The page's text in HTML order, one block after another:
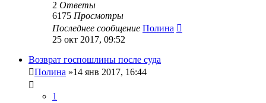
2 Ответы
6175 Просмотры
Последнее сообщение Полина
25 окт 2017, 09:52
Возврат госпошлины после суда
Полина »14 янв 2017, 16:44
1